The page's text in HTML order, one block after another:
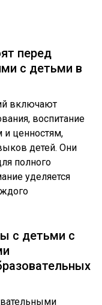
перед
с детьми в
включают
воспитание
и ценностям,
детей. Они
полного
уделяется
с детьми с